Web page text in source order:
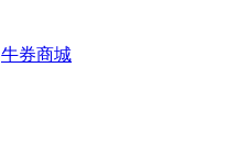
牛券商城